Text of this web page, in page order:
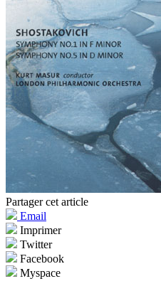
Partager cet article
Email
Imprimer
Twitter
Facebook
Myspace